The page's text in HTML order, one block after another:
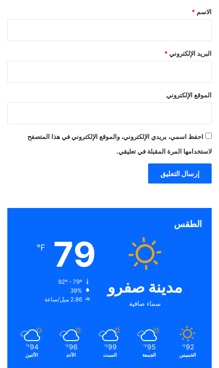
*
الاسم *
البريد الإلكتروني *
الموقع الإلكتروني
احفظ اسمي، بريدي الإلكتروني، والموقع الإلكتروني في هذا المتصفح
لاستخدامها المرة المقبلة في تعليقي.
الطقس
مدينة صفرو
سماء صافية
79
℉
39%
2.86 ميل/ساعة
92
℉
الخميس
95
℉
الجمعة
99
℉
السبت
96
℉
الأحد
94
℉
الأثنين